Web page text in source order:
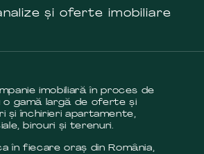
și oferte imobiliare
imobiliară în proces de
o gamă largă de oferte și
și închirieri apartamente,
birouri și terenuri.
în fiecare oraș din România,